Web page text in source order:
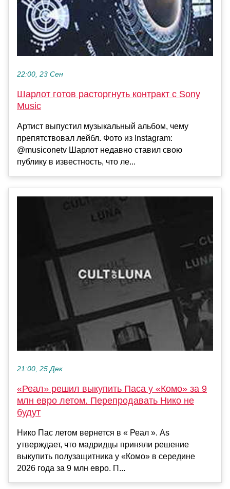
22:00, 23 Сен
Шарлот готов расторгнуть контракт с Sony
Music
Артист выпустил музыкальный альбом, чему
препятствовал лейбл. Фото из Instagram:
@musiconetv Шарлот недавно ставил свою
публику в известность, что ле...
21:00, 25 Дек
«Реал» решил выкупить Паса у «Комо» за 9
млн евро летом. Перепродавать Нико не
будут
Нико Пас летом вернется в « Реал ». As
утверждает, что мадридцы приняли решение
выкупить полузащитника у «Комо» в середине
2026 года за 9 млн евро. П...